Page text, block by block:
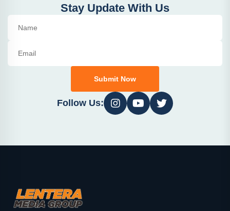
Stay Update With Us
Submit Now
Follow Us: